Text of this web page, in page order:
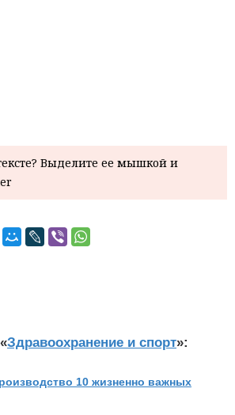
Выделите ее мышкой и
Здравоохранение и спорт»:
10 жизненно важных